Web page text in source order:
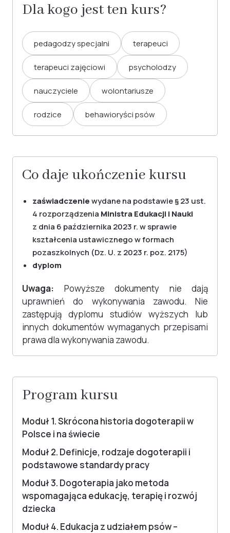
Dla kogo jest ten kurs?
pedagodzy specjalni terapeuci
terapeuci zajęciowi psycholodzy
nauczyciele wolontariusze
rodzice behawioryści psów
Co daje ukończenie kursu
zaświadczeniewydane na podstawie § 23 ust.
4 rozporządzenia Ministra Edukacji i Nauki
z dnia 6 października 2023 r. w sprawie
kształcenia ustawicznego w formach
pozaszkolnych (Dz. U. z 2023 r. poz. 2175)
dyplom
Uwaga: Powyższe dokumenty nie dają
uprawnień do wykonywania zawodu. Nie
zastępują dyplomu studiów wyższych lub
innych dokumentów wymaganych przepisami
prawa dla wykonywania zawodu.
Program kursu
Moduł 1. Skrócona historia dogoterapii w
Polsce i na świecie
Moduł 2. Definicje, rodzaje dogoterapii i
podstawowe standardy pracy
Moduł 3. Dogoterapia jako metoda
wspomagająca edukację, terapię i rozwój
dziecka
Moduł 4. Edukacja z udziałem psów –